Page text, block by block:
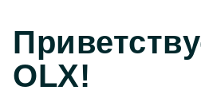
OLX!